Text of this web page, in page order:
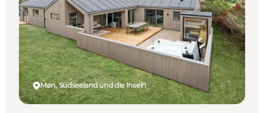
Møn, Südseeland und die Inseln